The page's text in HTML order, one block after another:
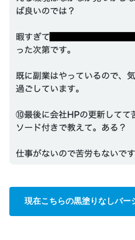
現在こちらの黒塗りなしバー